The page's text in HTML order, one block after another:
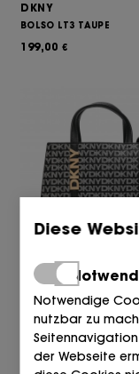
DKNY
BOLSO LT3 TAUPE
199,00 €
DKNY
BOLSO XLB BLACK
149,00€
Diese
Notwendige
nutzbar zu
der Webseite